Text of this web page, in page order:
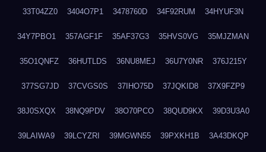
33T04ZZ0 3404O7P1 3478760D 34F92RUM 34HYUF3N
34Y7PBO1 357AGF1F 35AF37G3 35HVS0VG 35MJZMAN
35O1QNFZ 36HUTLDS 36NU8MEJ 36U7Y0NR 376J215Y
377SG7JD 37CVGS0S 37IHO75D 37JQKID8 37X9FZP9
38J0SXQX 38NQ9PDV 38O70PCO 38QUD9KX 39D3U3A0
39LAIWA9 39LCYZRI 39MGWN55 39PXKH1B 3A43DKQP